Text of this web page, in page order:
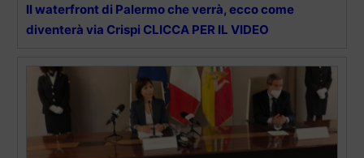
Il waterfront di Palermo che verrà, ecco come
diventerà via Crispi CLICCA PER IL VIDEO